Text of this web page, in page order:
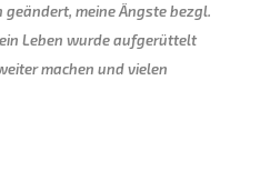
meine Ängste bezgl.
Leben wurde aufgerüttelt
machen und vielen